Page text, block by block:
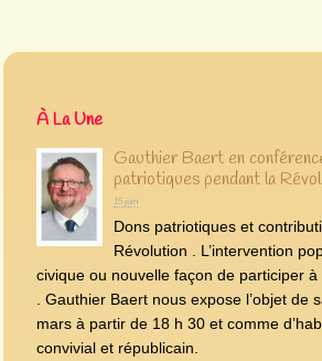
À La Une
Gauthier Baert en
patriotiques pendant la
15 juin
Dons patriotiques et
Révolution . L’intervention
civique ou nouvelle façon de participer à
. Gauthier Baert nous expose l’objet de
mars à partir de 18 h 30 et comme
convivial et républicain.